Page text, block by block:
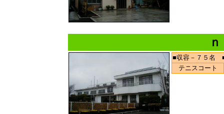
■収容－７５名
テニスコート